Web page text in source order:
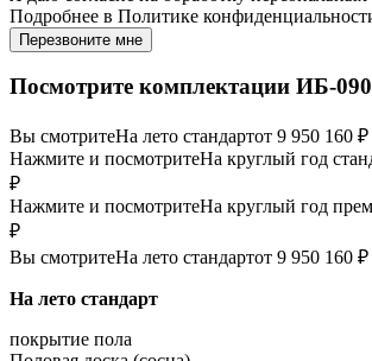
Подробнее в Политике
Перезвоните мне
Посмотрите комплектации ИБ-090
Вы смотритеНа лето стандартот 9 950 160 ₽
Нажмите и посмотритеНа круглый год
₽
Нажмите и посмотритеНа круглый год
₽
Вы смотритеНа лето стандартот 9 950 160 ₽
На лето стандарт
покрытие пола